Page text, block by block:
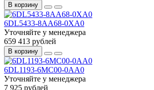
В корзину
6DL5433-8AA68-0XA0
Уточняйте у менеджера
659 413 рублей
В корзину
6DL1193-6MC00-0AA0
Уточняйте у менеджера
7 925 рублей